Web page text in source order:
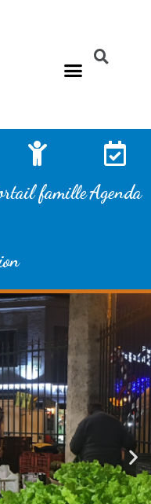
familleAgenda